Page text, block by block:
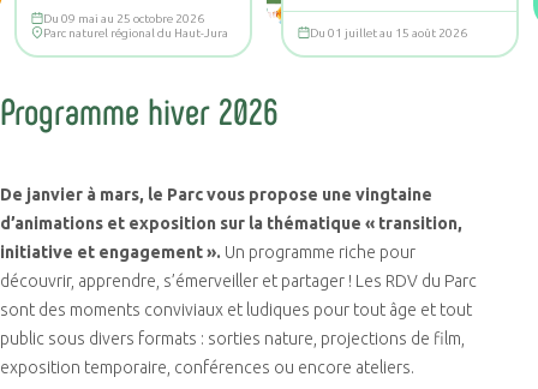
Du 09 mai au 25 octobre 2026
Parc naturel régional du Haut-Jura
Du 01 juillet au 15 août 2026
Programme hiver 2026
De janvier à mars, le Parc vous propose une vingtaine
d’animations et exposition sur la thématique « transition,
initiative et engagement ». Un programme riche pour
découvrir, apprendre, s’émerveiller et partager ! Les RDV du Parc
sont des moments conviviaux et ludiques pour tout âge et tout
public sous divers formats : sorties nature, projections de film,
exposition temporaire, conférences ou encore ateliers.